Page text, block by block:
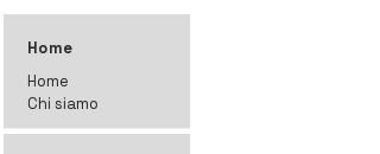
Home
Home
Chi siamo